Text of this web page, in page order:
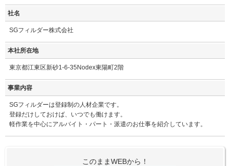
社名
SGフィルダー株式会社
本社所在地
東京都江東区新砂1-6-35Nodex東陽町2階
事業内容
SGフィルダーは登録制の人材企業です。
登録だけしておけば、いつでも働けます。
軽作業を中心にアルバイト・パート・派遣のお仕事を紹介しています。
このままWEBから！